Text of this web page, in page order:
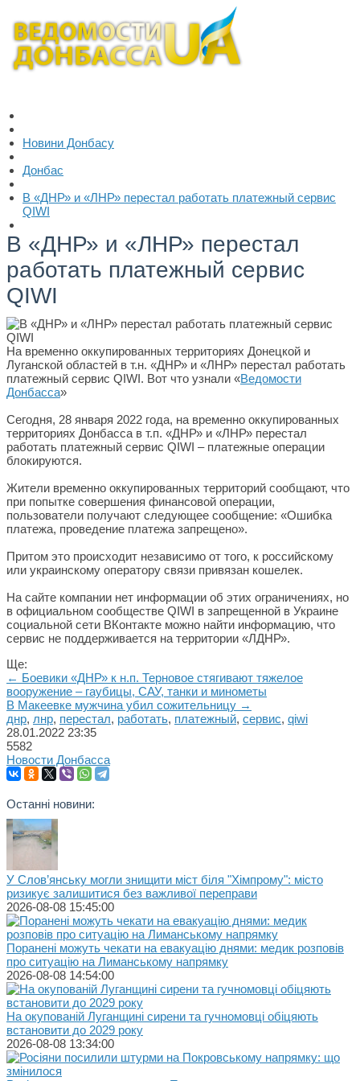
Новини Донбасу
Донбас
В «ДНР» и «ЛНР» перестал работать платежный сервис
QIWI
В «ДНР» и «ЛНР» перестал
работать платежный сервис
QIWI
На временно оккупированных территориях Донецкой и
Луганской областей в т.н. «ДНР» и «ЛНР» перестал работать
платежный сервис QIWI. Вот что узнали «Ведомости
Донбасса»
Сегодня, 28 января 2022 года, на временно оккупированных
территориях Донбасса в т.п. «ДНР» и «ЛНР» перестал
работать платежный сервис QIWI – платежные операции
блокируются.
Жители временно оккупированных территорий сообщают, что
при попытке совершения финансовой операции,
пользователи получают следующее сообщение: «Ошибка
платежа, проведение платежа запрещено».
Притом это происходит независимо от того, к российскому
или украинскому оператору связи привязан кошелек.
На сайте компании нет информации об этих ограничениях, но
в официальном сообществе QIWI в запрещенной в Украине
социальной сети ВКонтакте можно найти информацию, что
сервис не поддерживается на территории «ЛДНР».
Ще:
← Боевики «ДНР» к н.п. Терновое стягивают тяжелое
вооружение – гаубицы, САУ, танки и минометы
В Макеевке мужчина убил сожительницу →
днр, лнр, перестал, работать, платежный, сервис, qiwi
28.01.2022 23:35
5582
Новости Донбасса
Останні новини:
У Слов’янську могли знищити міст біля "Хімпрому": місто
ризикує залишитися без важливої переправи
2026-08-08 15:45:00
Поранені можуть чекати на евакуацію днями: медик розповів
про ситуацію на Лиманському напрямку
2026-08-08 14:54:00
На окупованій Луганщині сирени та гучномовці обіцяють
встановити до 2029 року
2026-08-08 13:34:00